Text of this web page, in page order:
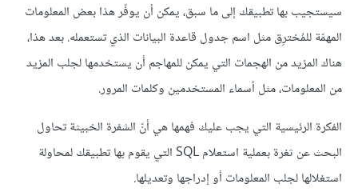
سيستجيب بها تطبيقك إلى ما سبق، يمكن أن يوفّر هذا بعض المعلومات
المهمّة للمُخترِق مثل اسم جدول قاعدة البيانات الذي تستعمله. بعد هذا،
هناك المزيد من الهجمات التي يمكن للمهاجم أن يستخدمها لجلب المزيد
من المعلومات، مثل أسماء المستخدمين وكلمات المرور.
الفكرة الرئيسية التي يجب عليك فهمها هي أنّ الشفرة الخبيثة تحاول
البحث عن ثغرة بعملية استعلام SQL التي يقوم بها تطبيقك لمحاولة
استغلالها لجلب المعلومات أو إدراجها وتعديلها.